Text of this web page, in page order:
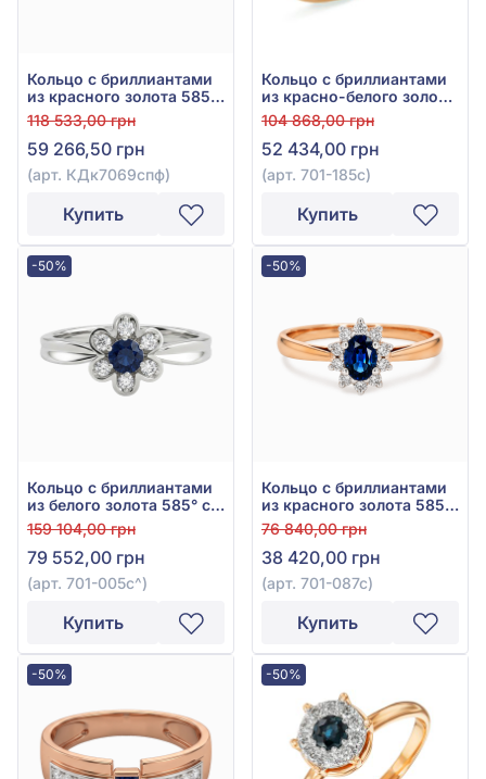
Кольцо с бриллиантами
из красного золота 585°
с синим сапфиром 0,51ct
и бриллиантом 0,35ct,
арт. КДк7069спф
118 533,00 грн
59 266,50 грн
(арт. КДк7069спф)
Купить
Кольцо с бриллиантами
из красно-белого золота
585° с сапфиром 0,64ct и
бриллиантом 0,15ct, арт.
701-185с
104 868,00 грн
52 434,00 грн
(арт. 701-185с)
Купить
-50%
Кольцо с бриллиантами
из белого золота 585° с
синим сапфиром 0,3ct и
бриллиантом 0,19ct, арт.
701-005с
159 104,00 грн
79 552,00 грн
(арт. 701-005с^)
Купить
-50%
Кольцо с бриллиантами
из красного золота 585°,
сапфир 0,3ct, бриллиант
0,14ct, арт. 701-087с
76 840,00 грн
38 420,00 грн
(арт. 701-087с)
Купить
-50% -50%